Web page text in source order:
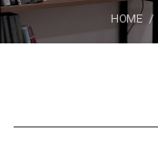
HOME